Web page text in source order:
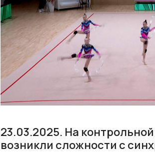
23.03.2025. На
возникли сложности с